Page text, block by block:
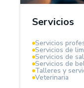
Servicios
Servicios
Servicios de
Servicios de
Servicios de
Talleres y
Veterinaria
horas,
Mantén el